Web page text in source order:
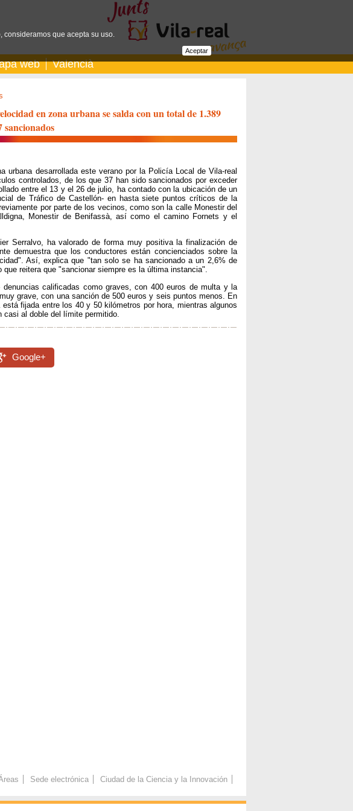
web Valencià
en zona urbana se salda con un total de 1.389
sancionados
urbana desarrollada este verano por la Policía Local de Vila-real
controlados, de los que 37 han sido sancionados por exceder
entre el 13 y el 26 de julio, ha contado con la ubicación de un
de Tráfico de Castellón- en hasta siete puntos críticos de la
por parte de los vecinos, como son la calle Monestir del
Monestir de Benifassà, así como el camino Fornets y el
Serralvo, ha valorado de forma muy positiva la finalización de
demuestra que los conductores están concienciados sobre la
Así, explica que "tan solo se ha sancionado a un 2,6% de
reitera que "sancionar siempre es la última instancia".
calificadas como graves, con 400 euros de multa y la
grave, con una sanción de 500 euros y seis puntos menos. En
fijada entre los 40 y 50 kilómetros por hora, mientras algunos
al doble del límite permitido.
Google+
Sede electrónica Ciudad de la Ciencia y la Innovación
que acepta su uso.
Aceptar